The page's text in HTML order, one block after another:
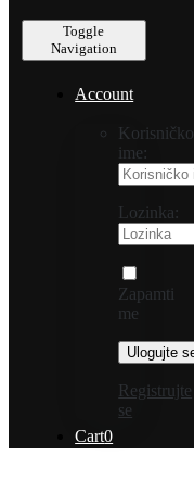
Toggle
Navigation
Account
Korisničko
ime:
Lozinka:
Zapamti
me
Registrujte
se
Cart0